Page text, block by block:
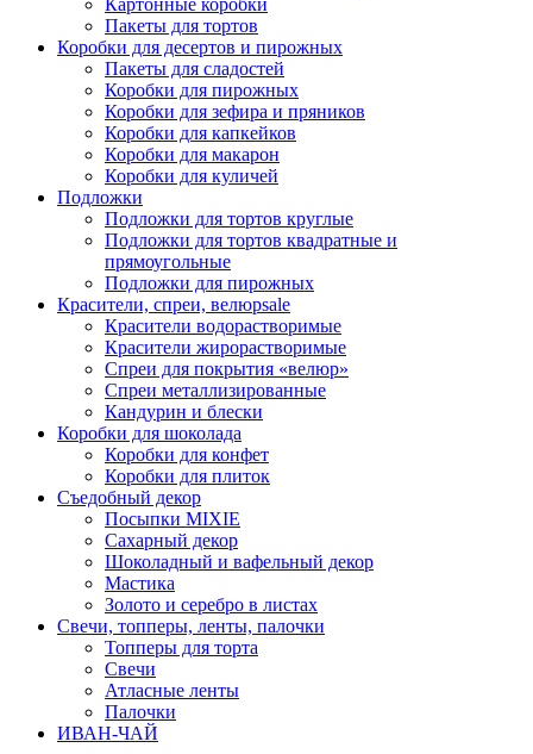
Пакеты для тортов
Коробки для десертов и пирожных
Пакеты для сладостей
Коробки для пирожных
Коробки для зефира и пряников
Коробки для капкейков
Коробки для макарон
Коробки для куличей
Подложки
Подложки для тортов круглые
Подложки для тортов квадратные и
прямоугольные
Подложки для пирожных
Красители, спреи, велюрsale
Красители водорастворимые
Красители жирорастворимые
Спреи для покрытия «велюр»
Спреи металлизированные
Кандурин и блески
Коробки для шоколада
Коробки для конфет
Коробки для плиток
Съедобный декор
Посыпки MIXIE
Сахарный декор
Шоколадный и вафельный декор
Мастика
Золото и серебро в листах
Свечи, топперы, ленты, палочки
Топперы для торта
Свечи
Атласные ленты
Палочки
ИВАН-ЧАЙ